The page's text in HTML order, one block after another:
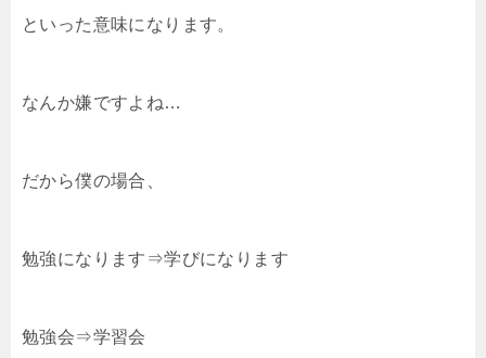
といった意味になります。
なんか嫌ですよね…
だから僕の場合、
勉強になります⇒学びになります
勉強会⇒学習会